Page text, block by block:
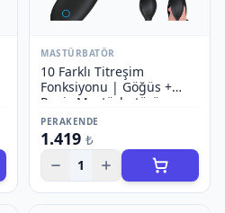
MASTÜRBATÖR
10 Farklı Titreşim
Fonksiyonu | Göğüs +
Penis Mastürbatörü
PERAKENDE
1.419 ₺
1